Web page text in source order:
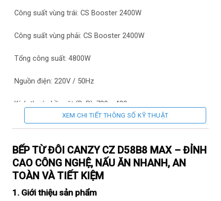
Công suất vùng trái: CS Booster 2400W
Công suất vùng phải: CS Booster 2400W
Tổng công suất: 4800W
Nguồn điện: 220V / 50Hz
Kích thước bề mặt (DxR): 730 x 430 mm
Kích thước khoét đá (DxR): 690 x 390 mm
Chức năng an toàn: Khóa trẻ em, cảnh báo nhiệt dư, tự ngắt
an toàn
Công nghệ: Inverter tiết kiệm điện
XEM CHI TIẾT THÔNG SỐ KỸ THUẬT
BẾP TỪ ĐÔI CANZY CZ D58B8 MAX – ĐỈNH
CAO CÔNG NGHỆ, NẤU ĂN NHANH, AN
TOÀN VÀ TIẾT KIỆM
1. Giới thiệu sản phẩm